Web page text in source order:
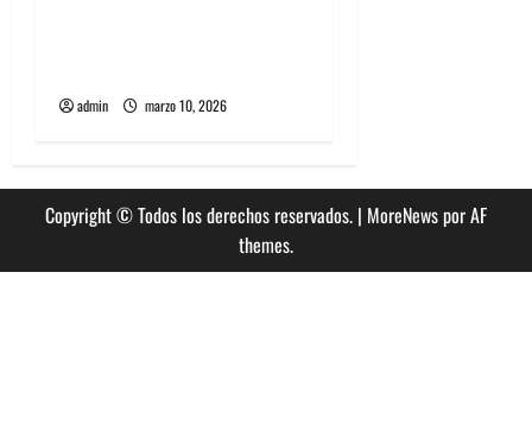
d
s
admin marzo 10, 2026
Copyright © Todos los derechos reservados. | MoreNewspor AF
themes.